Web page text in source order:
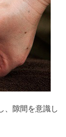
、隙間を意識し